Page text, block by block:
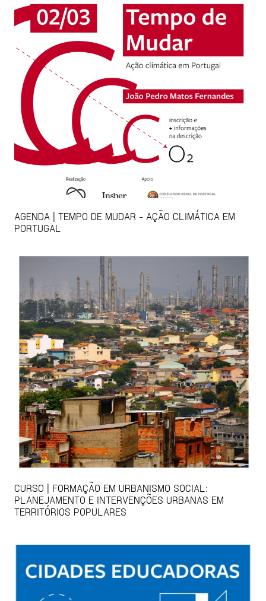
AGENDA | TEMPO DE MUDAR - AÇÃO CLIMÁTICA EM
PORTUGAL
CURSO | FORMAÇÃO EM URBANISMO SOCIAL:
PLANEJAMENTO E INTERVENÇÕES URBANAS EM
TERRITÓRIOS POPULARES